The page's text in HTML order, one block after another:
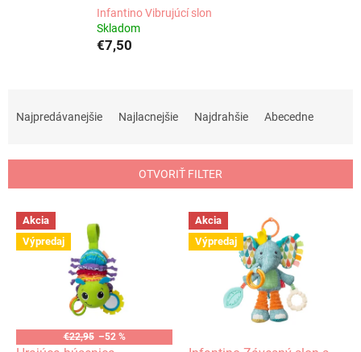
Infantino Vibrujúcí slon
Skladom
€7,50
i
Najpredávanejšie Najlacnejšie Najdrahšie Abecedne
OTVORIŤ FILTER
V Akcia
Výpredaj
€22,95 –52 %
Akcia
Výpredaj